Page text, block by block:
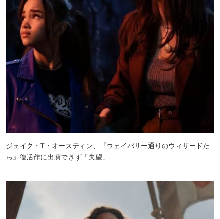
ジェイク・T・オースティン、『ウェイバリー通りのウィザードた
ち』復活作に出演できず「失望」